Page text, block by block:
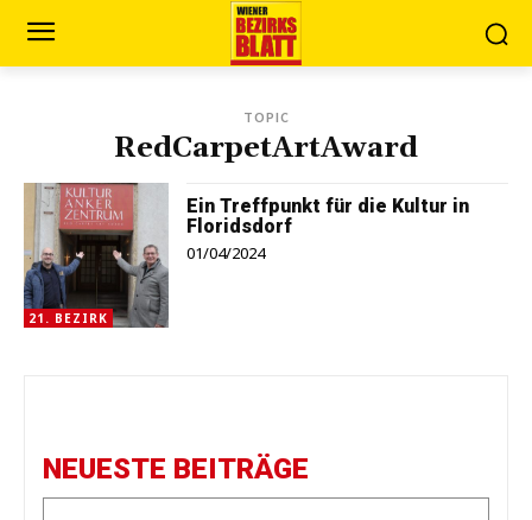
TOPIC
RedCarpetArtAward
21. BEZIRK
Ein Treffpunkt für die Kultur in
Floridsdorf
01/04/2024
NEUESTE BEITRÄGE